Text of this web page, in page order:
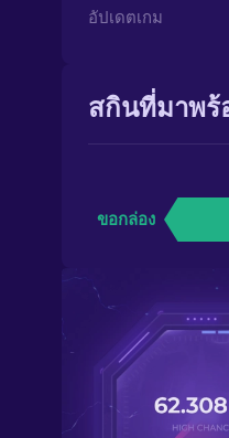
อัปเดตเกม
สกินที่มาพร้
ขอกล่อง